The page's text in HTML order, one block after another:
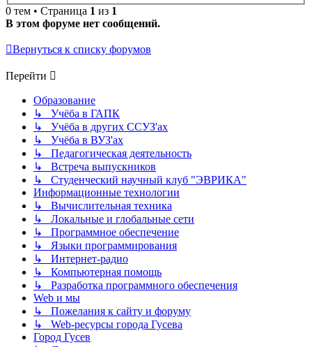
0 тем • Страница 1 из 1
В этом форуме нет сообщений.
Вернуться к списку форумов
Перейти
Образование
↳ Учёба в ГАПК
↳ Учёба в других ССУЗ'ах
↳ Учёба в ВУЗ'ах
↳ Педагогическая деятельность
↳ Встреча выпускников
↳ Студенческий научный клуб "ЭВРИКА"
Информационные технологии
↳ Вычислительная техника
↳ Локальные и глобальные сети
↳ Программное обеспечение
↳ Языки программирования
↳ Интернет-радио
↳ Компьютерная помощь
↳ Разработка программного обеспечения
Web и мы
↳ Пожелания к сайту и форуму
↳ Web-ресурсы города Гусева
Город Гусев